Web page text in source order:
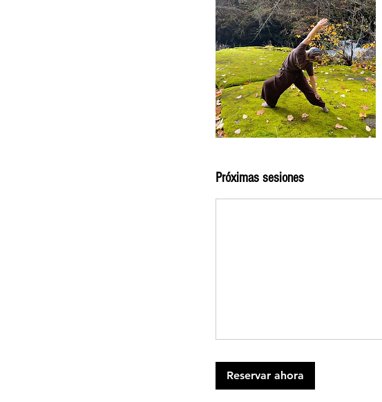
Próximas sesiones
Reservar ahora